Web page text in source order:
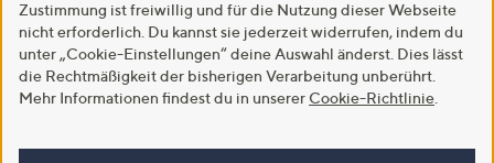
Zustimmung ist freiwillig und für die Nutzung dieser Webseite
nicht erforderlich. Du kannst sie jederzeit widerrufen, indem du
unter „Cookie-Einstellungen“ deine Auswahl änderst. Dies lässt
die Rechtmäßigkeit der bisherigen Verarbeitung unberührt.
Mehr Informationen findest du in unserer Cookie-Richtlinie